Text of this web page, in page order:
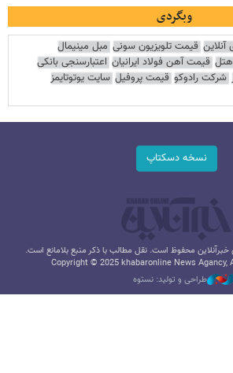
وبگردی
آنلاین قیمت تلویزیون سونی مبل مینیمال
قیمت آهن فولاد ایرانیان اعتبارسنجی بانکی
شرکت رادوکو قیمت پروفیل سایت یوتوتایمز
نسخه دسکتاپ
محفوظ است. نقل مطالب با ذکر منبع بلامانع است.
Copyright © 2025 khabaronline News Agancy,
طراحی و تولید: نستوه